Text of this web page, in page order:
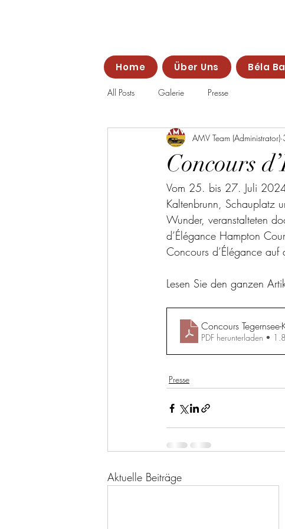
Home Über Uns Béla
All Posts Galerie Presse
Concours
AMV Team (Administrator)
Vom 25. bis 27. Juli
Kaltenbrunn, Schauplatz
Wunder, veranstalteten
d’Élégance Hampton
Concours d’Élégance auf
Lesen Sie den ganzen
Concours Tegernsee-
PDF herunterladen •
Presse
Aktuelle Beiträge